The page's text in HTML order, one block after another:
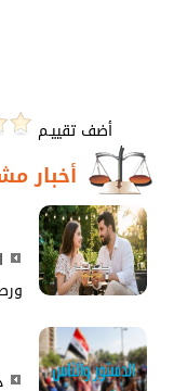
أضف تقييـم
أخبار